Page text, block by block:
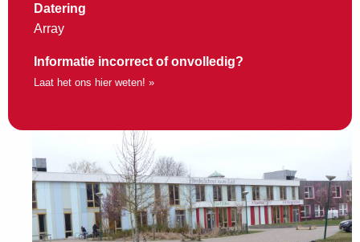
Datering
Array
Informatie incorrect of onvolledig?
Laat het ons hier weten! »